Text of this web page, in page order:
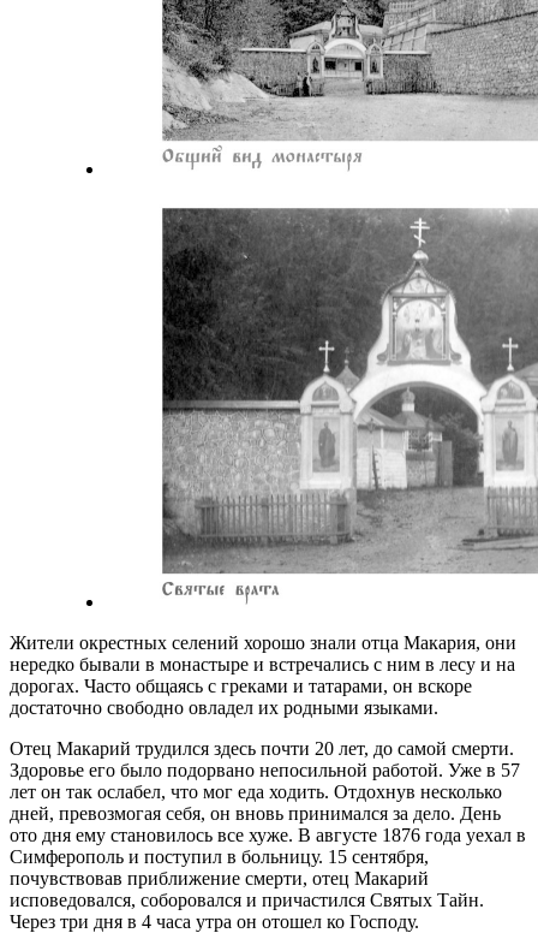
Жители окрестных селений хорошо знали отца Макария, они
нередко бывали в монастыре и встречались с ним в лесу и на
дорогах. Часто общаясь с греками и татарами, он вско­ре
достаточно свободно овладел их родными языками.
Отец Макарий трудился здесь почти 20 лет, до самой смерти.
Здоровье его было подорвано непосильной работой. Уже в 57
лет он так ослабел, что мог еда ходить. Отдохнув несколько
дней, превозмогая себя, он вновь принимался за дело. День
ото дня ему становилось все хуже. В августе 1876 года уехал в
Симферополь и поступил в больницу. 15 сентября,
почувствовав приближение смерти, отец Макарий
исповедовался, соборовался и причастился Святых Тайн.
Через три дня в 4 часа утра он отошел ко Господу.